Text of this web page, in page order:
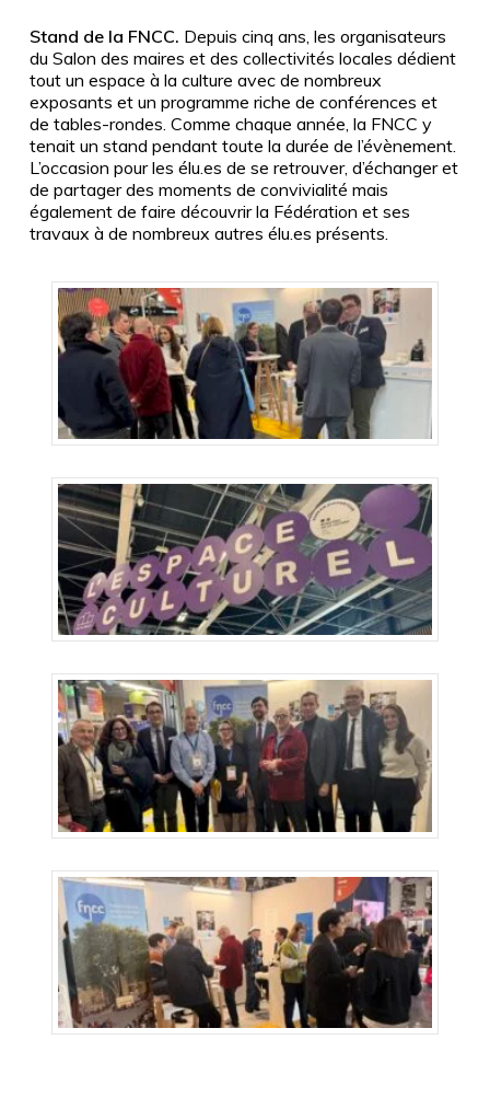
Stand de la FNCC. Depuis cinq ans, les organisateurs
du Salon des maires et des collectivités locales dédient
tout un espace à la culture avec de nombreux
exposants et un programme riche de conférences et
de tables-rondes. Comme chaque année, la FNCC y
tenait un stand pendant toute la durée de l’évènement.
L’occasion pour les élu.es de se retrouver, d’échanger et
de partager des moments de convivialité mais
également de faire découvrir la Fédération et ses
travaux à de nombreux autres élu.es présents.